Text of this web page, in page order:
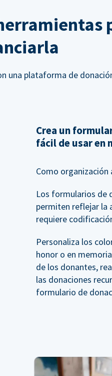
una plataforma de
Crea un
fácil de usar en
Como
Los formularios de
permiten reflejar la
requiere
Personaliza los
honor o en
de los donantes,
las donaciones
formulario de